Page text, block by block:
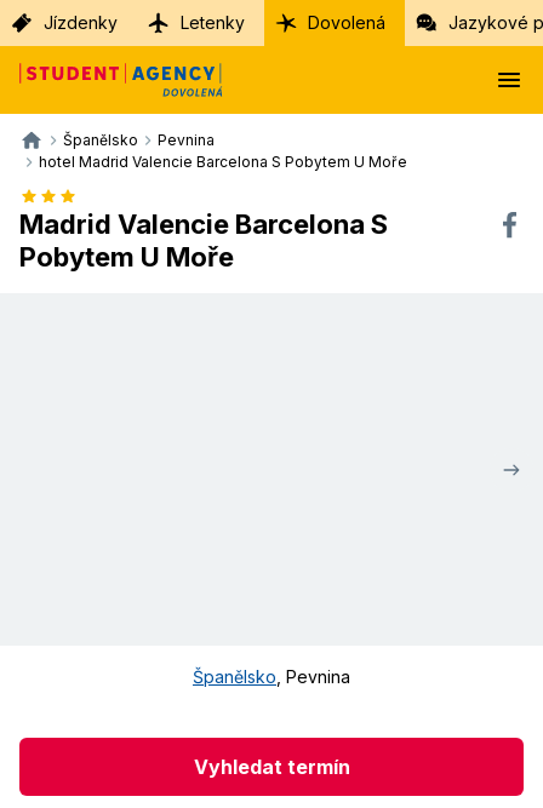
Jízdenky Letenky Dovolená Jazykové
Španělsko
Pevnina
hotel Madrid Valencie Barcelona S Pobytem U Moře
Madrid Valencie Barcelona S
Pobytem U Moře
Španělsko Pevnina
Vyhledat termín